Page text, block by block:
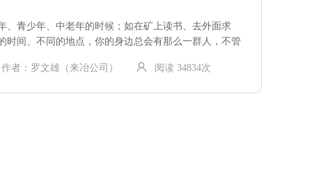
、青少年、中老年的时候；如在矿上读书、去外面求
时间、不同的地点，你的身边总会有那么一群人，不管
作者：罗文雄（来冶公司） 阅读 34834次